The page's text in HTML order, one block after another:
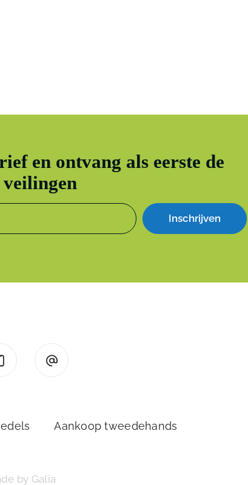
en ontvang als eerste de
Inschrijven
Aankoop tweedehands
by Galia